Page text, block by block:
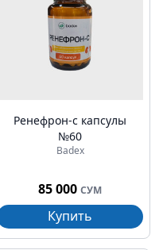
Ренефрон-с капсулы
№60
Badex
85 000 СУМ
Купить